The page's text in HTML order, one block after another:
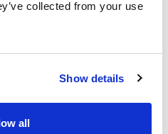
collected from your use
Show details
all